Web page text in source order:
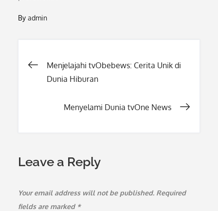
Byadmin
Post
Menjelajahi tvObebews: Cerita Unik di
Dunia Hiburan
Menyelami Dunia tvOne News
Leave a Reply
Your email address will not be published. Required
fields are marked *